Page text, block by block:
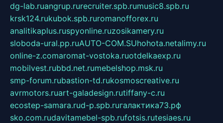
dg-lab.ruangrup.rurecruiter.spb.rumusic8.spb.ru
krsk124.rukubok.spb.ruromanofforex.ru
analitikaplus.ruspyonline.ruzosikamery.ru
sloboda-ural.pp.ruAUTO-COM.SUhohota.netalimy.ru
online-z.comaromat-vostoka.ruotdelkaexp.ru
mobilvest.rubbd.net.rumebelshop.msk.ru
smp-forum.rubastion-td.rukosmoscreative.ru
avrmotors.ruart-galadesign.rutiffany-c.ru
ecostep-samara.rud-p.spb.ruгалактика73.рф
sko.com.rudavitamebel-spb.rufotsis.rutesiaes.ru